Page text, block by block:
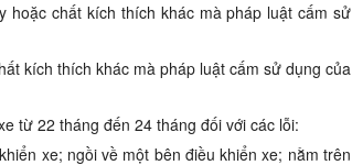
chất kích thích khác mà pháp luật cấm sử
kích thích khác mà pháp luật cấm sử dụng của
từ 22 tháng đến 24 tháng đối với các lỗi:
xe; ngồi về một bên điều khiển xe; nằm trên